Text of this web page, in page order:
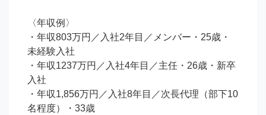
〈年収例〉
・年収803万円／入社2年目／メンバー・25歳・
未経験入社
・年収1237万円／入社4年目／主任・26歳・新卒
入社
・年収1,856万円／入社8年目／次長代理（部下10
名程度）・33歳